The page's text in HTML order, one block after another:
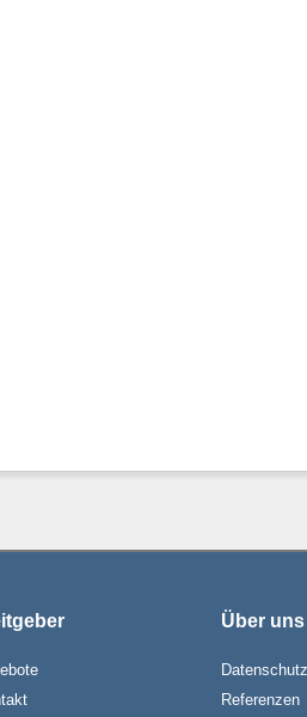
Über uns
Datenschutz
Referenzen